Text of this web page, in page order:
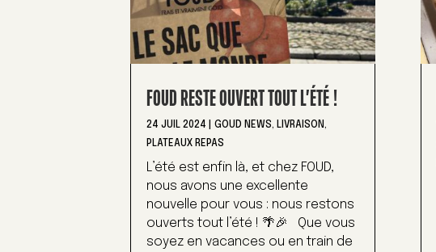
FOUD RESTE OUVERT TOUT L’ÉTÉ !
24 JUIL 2024 |GOUD NEWS, LIVRAISON,
PLATEAUX REPAS
L’été est enfin là, et chez FOUD,
nous avons une excellente
nouvelle pour vous : nous restons
ouverts tout l’été ! 🌴🎉 Que vous
soyez en vacances ou en train de